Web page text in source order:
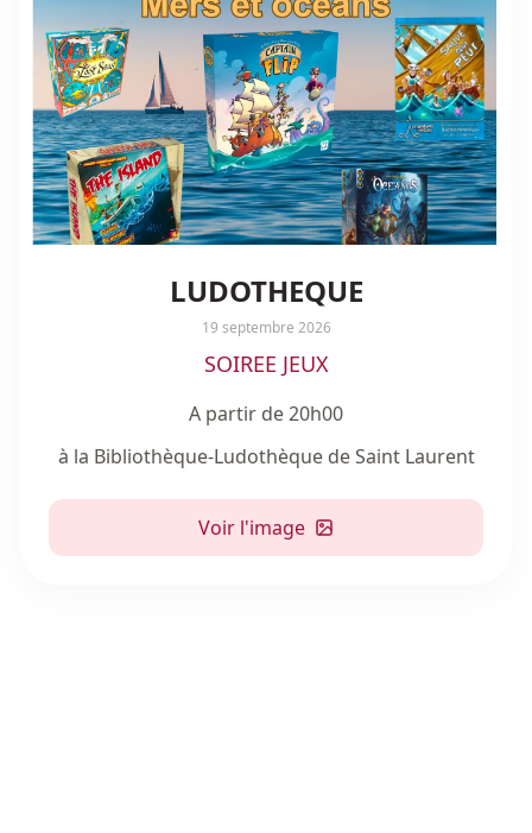
LUDOTHEQUE
19 septembre 2026
SOIREE JEUX
A partir de 20h00
à la Bibliothèque-Ludothèque de Saint Laurent
Voir l'image